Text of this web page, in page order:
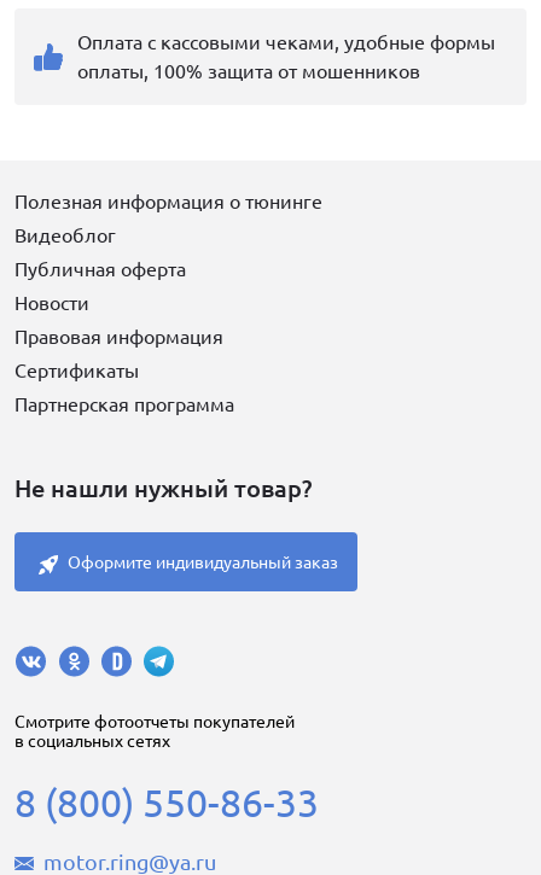
Оплата с кассовыми чеками, удобные формы
оплаты, 100% защита от мошенников
Полезная информация о тюнинге
Видеоблог
Публичная оферта
Новости
Правовая информация
Сертификаты
Партнерская программа
Не нашли нужный товар?
Оформите индивидуальный заказ
Cмотрите фотоотчеты покупателей
в социальных сетях
8 (800) 550-86-33
motor.ring@ya.ru